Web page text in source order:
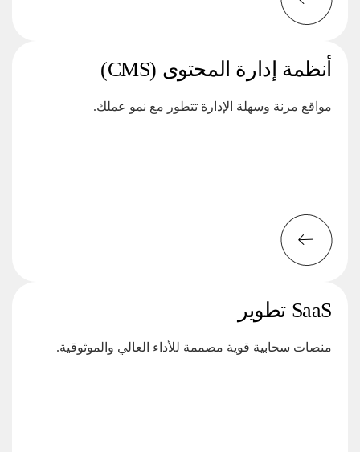
أنظمة إدارة المحتوى (CMS)
مواقع مرنة وسهلة الإدارة تتطور مع نمو عملك.
SaaS تطوير
منصات سحابية قوية مصممة للأداء العالي والموثوقية.